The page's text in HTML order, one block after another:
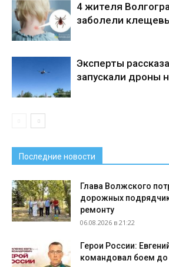
4 жителя
заболели
Эксперты
запускали дроны
Последние новости
Глава Волжского
дорожных
ремонту
06.08.2026 в 21:22
Герои России:
командовал боем до